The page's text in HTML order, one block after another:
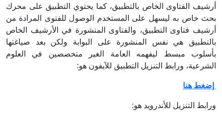
أرشيف الفتاوى الخاص بالتطبيق، كما يحتوي التطبيق على محرك
بحث خاص به ليسهل على المستخدم الوصول للفتوى المرادة من
أرشيف فتاوى التطبيق، والفتاوى المنشورة في الأرشيف الخاص
بالتطبيق هي نفس المنشورة على البوابة ولكن بعد صياغتها
بأسلوب مبسط ليفهمه العامة الغير متخصصين في العلوم
الشرعية، ورابط التنزيل التطبيق للآيفون هو:
إضغط هنا
ورابط التنزيل للأندرويد هو: